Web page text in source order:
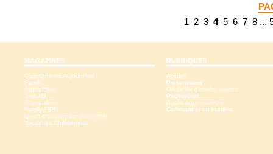
1 2 3 4 5 6 7 8 ...
MAGAZINES
Christianisme Aujourd'hui
Family
SpirituElles
Just 4U
Trampoline
Family-FIPS
Quart d'heure pour l'essentiel
Vacances Chrétiennes
RUBRIQUES
Accueil
Présentation
Offres de dernière minute
Rechercher
Accès organisateurs
Commander un numéro